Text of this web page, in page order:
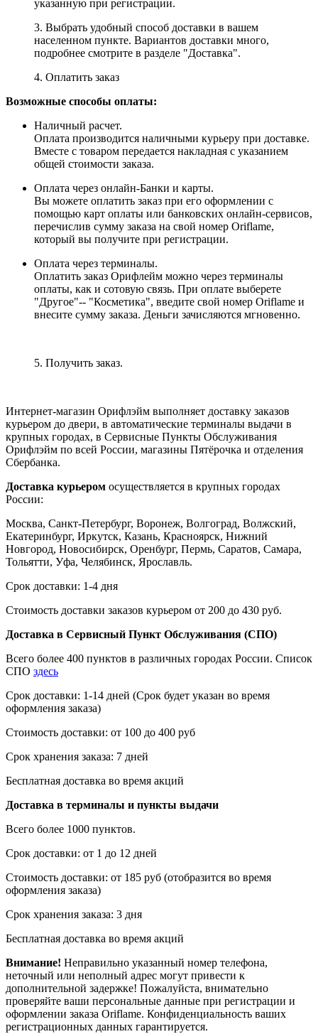
указанную при регистрации.
3. Выбрать удобный способ доставки в вашем
населенном пункте. Вариантов доставки много,
подробнее смотрите в разделе "Доставка".
4. Оплатить заказ
Возможные способы оплаты:
Наличный расчет.
Оплата производится наличными курьеру при доставке.
Вместе с товаром передается накладная с указанием
общей стоимости заказа.
Оплата через онлайн-Банки и карты.
Вы можете оплатить заказ при его оформлении с
помощью карт оплаты или банковских онлайн-сервисов,
перечислив сумму заказа на свой номер Oriflame,
который вы получите при регистрации.
Оплата через терминалы.
Оплатить заказ Орифлейм можно через терминалы
оплаты, как и сотовую связь. При оплате выберете
"Другое"-- "Косметика", введите свой номер Oriflame и
внесите сумму заказа. Деньги зачисляются мгновенно.
5. Получить заказ.
Интернет-магазин Орифлэйм выполняет доставку заказов
курьером до двери, в автоматические терминалы выдачи в
крупных городах, в Сервисные Пункты Обслуживания
Орифлэйм по всей России, магазины Пятёрочка и отделения
Сбербанка.
Доставка курьером осуществляется в крупных городах
России:
Москва, Санкт-Петербург, Воронеж, Волгоград, Волжский,
Екатеринбург, Иркутск, Казань, Красноярск, Нижний
Новгород, Новосибирск, Оренбург, Пермь, Саратов, Самара,
Тольятти, Уфа, Челябинск, Ярославль.
Срок доставки: 1-4 дня
Стоимость доставки заказов курьером от 200 до 430 руб.
Доставка в Сервисный Пункт Обслуживания (СПО)
Всего более 400 пунктов в различных городах России. Список
СПО здесь
Срок доставки: 1-14 дней (Срок будет указан во время
оформления заказа)
Стоимость доставки: от 100 до 400 руб
Срок хранения заказа: 7 дней
Бесплатная доставка во время акций
Доставка в терминалы и пункты выдачи
Всего более 1000 пунктов.
Срок доставки: от 1 до 12 дней
Стоимость доставки: от 185 руб (отобразится во время
оформления заказа)
Срок хранения заказа: 3 дня
Бесплатная доставка во время акций
Внимание! Неправильно указанный номер телефона,
неточный или неполный адрес могут привести к
дополнительной задержке! Пожалуйста, внимательно
проверяйте ваши персональные данные при регистрации и
оформлении заказа Oriflame. Конфиденциальность ваших
регистрационных данных гарантируется.